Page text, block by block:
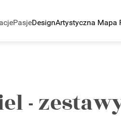
PasjeDesignArtystyczna Mapa
-